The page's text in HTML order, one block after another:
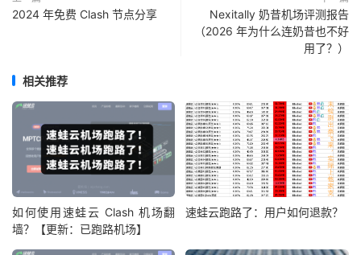
2024 年免费 Clash 节点分享
Nexitally 奶昔机场评测报告
（2026 年为什么连奶昔也不好
用了？）
相关推荐
如何使用速蛙云 Clash 机场翻
墙？【更新：已跑路机场】
速蛙云跑路了：用户如何退款？